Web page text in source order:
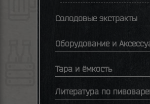
Солодовые экстракты
Оборудование и
Тара и ёмкость
Литература по